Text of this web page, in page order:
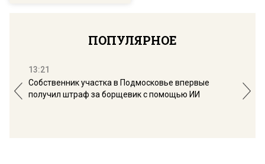
ПОПУЛЯРНОЕ
13:21
Собственник участка в Подмосковье впервые
получил штраф за борщевик с помощью ИИ